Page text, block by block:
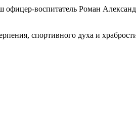
офицер-воспитатель Роман
спортивного духа и